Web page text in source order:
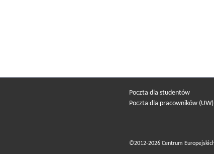
Poczta dla studentów
Poczta dla pracowników (UW)
©2012-2026 Centrum